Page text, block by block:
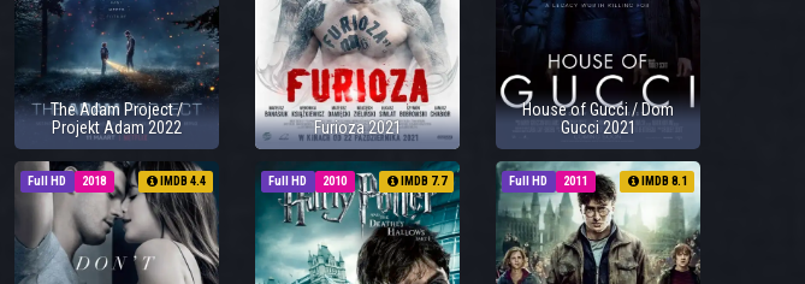
The Adam Project /
Projekt Adam 2022
Furioza 2021
House of Gucci / Dom
Gucci 2021
Full HD 2018 IMDB 4.4 Full HD 2010 IMDB 7.7 Full HD 2011 IMDB 8.1